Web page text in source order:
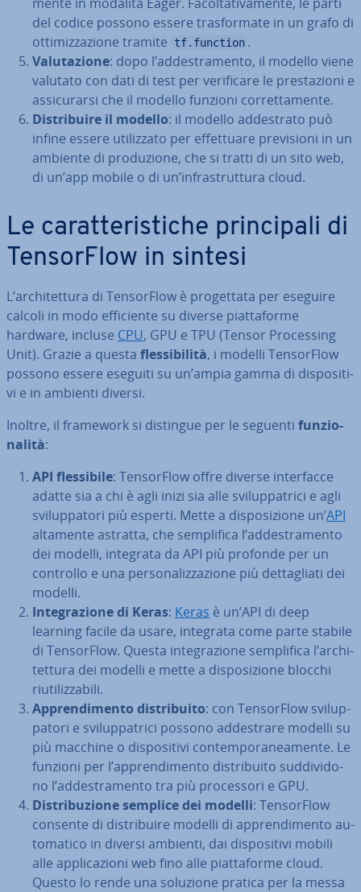
del codice possono essere tra­sfor­ma­te in un grafo di
ot­ti­miz­za­zio­ne tramite
tf.function .
Va­lu­ta­zio­ne: dopo l’ad­de­stra­men­to, il modello viene
valutato con dati di test per ve­ri­fi­ca­re le pre­sta­zio­ni e
as­si­cu­rar­si che il modello funzioni cor­ret­ta­men­te.
Di­stri­bui­re il modello: il modello ad­de­stra­to può
infine essere uti­liz­za­to per ef­fet­tua­re pre­vi­sio­ni in un
ambiente di pro­du­zio­ne, che si tratti di un sito web,
di un’app mobile o di un’in­fra­strut­tu­ra cloud.
Le ca­rat­te­ri­sti­che prin­ci­pa­li di
Ten­sor­Flow in sintesi
L’ar­chi­tet­tu­ra di Ten­sor­Flow è pro­get­ta­ta per eseguire
calcoli in modo ef­fi­cien­te su diverse piat­ta­for­me
hardware, incluse CPU, GPU e TPU (Tensor Pro­ces­sing
Unit). Grazie a questa fles­si­bi­li­tà, i modelli Ten­sor­Flow
possono essere eseguiti su un’ampia gamma di di­spo­si­ti­
vi e in ambienti diversi.
Inoltre, il framework si distingue per le seguenti fun­zio­
na­li­tà:
API fles­si­bi­le: Ten­sor­Flow offre diverse in­ter­fac­ce
adatte sia a chi è agli inizi sia alle svi­lup­pa­tri­ci e agli
svi­lup­pa­to­ri più esperti. Mette a di­spo­si­zio­ne un’API
altamente astratta, che sem­pli­fi­ca l’ad­de­stra­men­to
dei modelli, integrata da API più profonde per un
controllo e una per­so­na­liz­za­zio­ne più det­ta­glia­ti dei
modelli.
In­te­gra­zio­ne di Keras: Keras è un’API di deep
learning facile da usare, integrata come parte stabile
di Ten­sor­Flow. Questa in­te­gra­zio­ne sem­pli­fi­ca l’ar­chi­
tet­tu­ra dei modelli e mette a di­spo­si­zio­ne blocchi
riu­ti­liz­za­bi­li.
Ap­pren­di­men­to di­stri­bui­to: con Ten­sor­Flow svi­lup­
pa­to­ri e svi­lup­pa­tri­ci possono ad­de­stra­re modelli su
più macchine o di­spo­si­ti­vi con­tem­po­ra­nea­men­te. Le
funzioni per l’ap­pren­di­men­to di­stri­bui­to sud­di­vi­do­
no l’ad­de­stra­men­to tra più pro­ces­so­ri e GPU.
Di­stri­bu­zio­ne semplice dei modelli: Ten­sor­Flow
consente di di­stri­bui­re modelli di ap­pren­di­men­to au­
to­ma­ti­co in diversi ambienti, dai di­spo­si­ti­vi mobili
alle ap­pli­ca­zio­ni web fino alle piat­ta­for­me cloud.
Questo lo rende una soluzione pratica per la messa